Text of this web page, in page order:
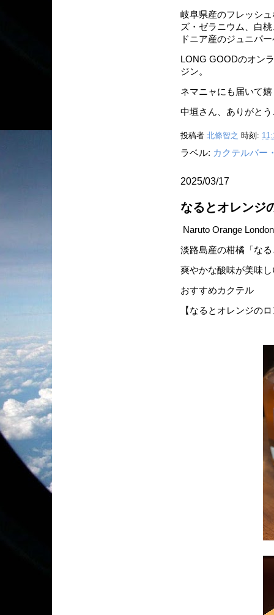
岐阜県産のフレッシ
ズ・ゼラニウム、白
ドニア産のジュニパ
LONG GOODのオン
ジン。
ネマニャにも届いて
中垣さん、ありがと
投稿者 北條智之 時刻:
ラベル: カクテルバー
2025/03/17
なるとオレンジ
Naruto Orange
淡路島産の柑橘「な
爽やかな酸味が美味
おすすめカクテル
【なるとオレンジの